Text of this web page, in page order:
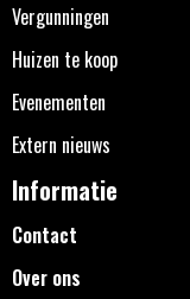
Vergunningen
Huizen te koop
Evenementen
Extern nieuws
Informatie
Contact
Over ons